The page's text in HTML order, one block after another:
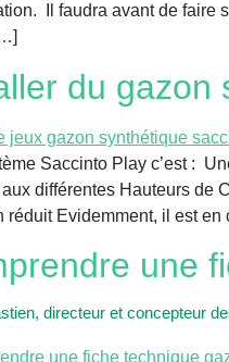
Il faudra avant de faire
du gazon
Saccinto Play c’est :
différentes Hauteurs de
réduit Evidemment, il est
une
directeur et concepteur